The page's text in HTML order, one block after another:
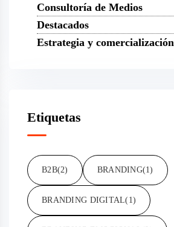
Consultoría de Medios
Destacados
Estrategia y comercialización
Etiquetas
B2B(2) BRANDING(1)
BRANDING DIGITAL(1)